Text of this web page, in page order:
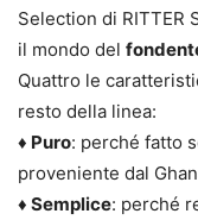
Selection di RITTER
il mondo del
Quattro le
resto della linea:
♦ Puro: perché fatto
proveniente dal
♦ Semplice: perché